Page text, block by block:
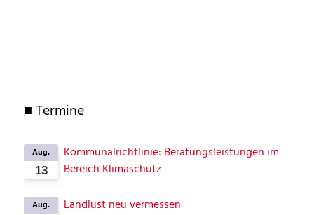
Termine
13
Aug.
Kommunalrichtlinie: Beratungsleistungen im
Bereich Klimaschutz
Aug. Landlust neu vermessen